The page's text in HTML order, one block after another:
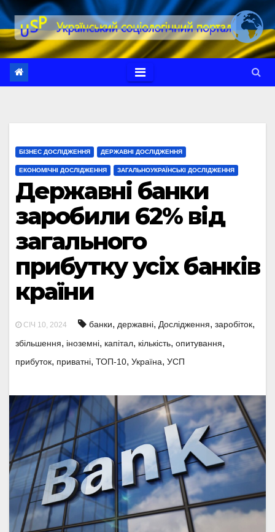
Перейти
до
вмісту
БІЗНЕС ДОСЛІДЖЕННЯ ДЕРЖАВНІ ДОСЛІДЖЕННЯ
ЕКОНОМІЧНІ ДОСЛІДЖЕННЯ ЗАГАЛЬНОУКРАЇНСЬКІ ДОСЛІДЖЕННЯ
Державні банки
заробили 62% від
загального
прибутку усіх банків
країни
СІЧ 10, 2024 банки, державні, Дослідження, заробіток,
збільшення, іноземні, капітал, кількість, опитування,
прибуток, приватні, ТОП-10, Україна, УСП